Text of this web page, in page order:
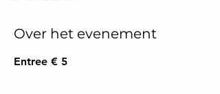
Over het evenement
Entree € 5